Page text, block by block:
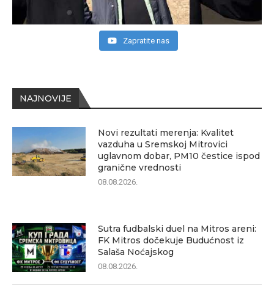
NAJNOVIJE
Novi rezultati merenja: Kvalitet
vazduha u Sremskoj Mitrovici
uglavnom dobar, PM10 čestice ispod
granične vrednosti
08.08.2026.
Sutra fudbalski duel na Mitros areni:
FK Mitros dočekuje Budućnost iz
Salaša Noćajskog
08.08.2026.
Zapratite nas